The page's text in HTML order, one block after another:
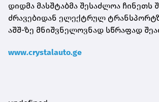
დიდმა მასშტაბმა შესაძლოა ჩინეთს
ძრავებიდან ელექტრულ
აშშ-ზე მნიშვნელოვნად სწრაფად
www.crystalauto.ge